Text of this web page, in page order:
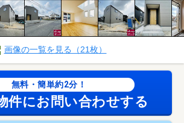
画像の一覧を見る（21枚）
無料・簡単約2分！
件にお問い合わせする